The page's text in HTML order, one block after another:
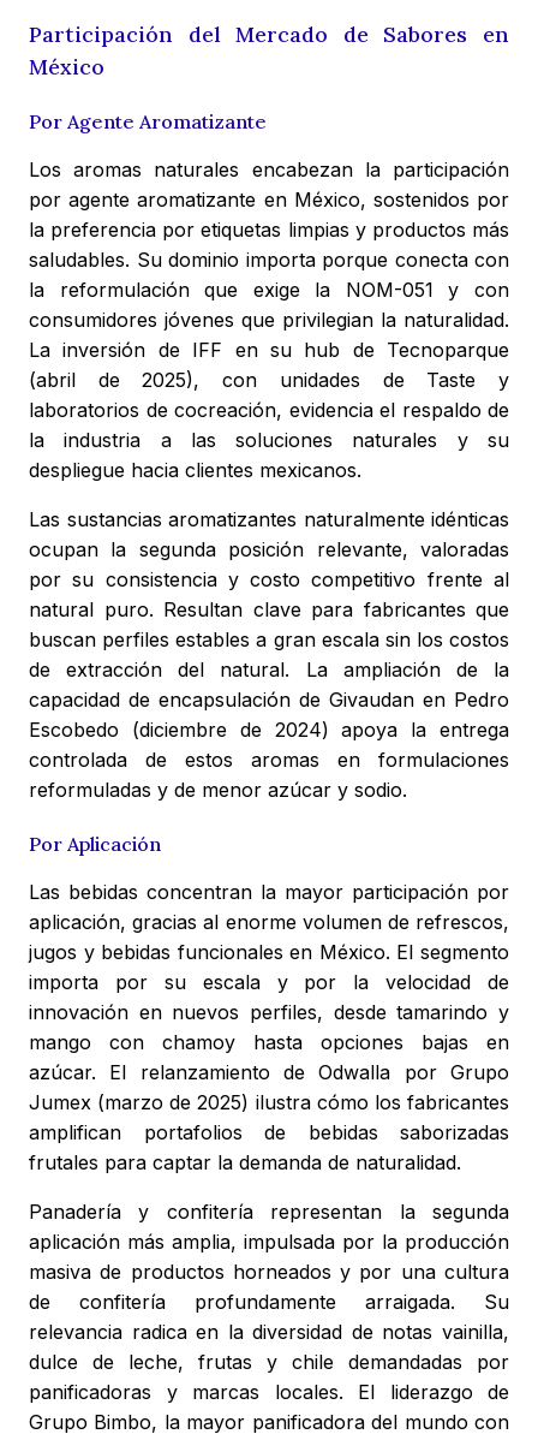
Participación del Mercado de Sabores en
México
Por Agente Aromatizante
Los aromas naturales encabezan la participación
por agente aromatizante en México, sostenidos por
la preferencia por etiquetas limpias y productos más
saludables. Su dominio importa porque conecta con
la reformulación que exige la NOM-051 y con
consumidores jóvenes que privilegian la naturalidad.
La inversión de IFF en su hub de Tecnoparque
(abril de 2025), con unidades de Taste y
laboratorios de cocreación, evidencia el respaldo de
la industria a las soluciones naturales y su
despliegue hacia clientes mexicanos.
Las sustancias aromatizantes naturalmente idénticas
ocupan la segunda posición relevante, valoradas
por su consistencia y costo competitivo frente al
natural puro. Resultan clave para fabricantes que
buscan perfiles estables a gran escala sin los costos
de extracción del natural. La ampliación de la
capacidad de encapsulación de Givaudan en Pedro
Escobedo (diciembre de 2024) apoya la entrega
controlada de estos aromas en formulaciones
reformuladas y de menor azúcar y sodio.
Por Aplicación
Las bebidas concentran la mayor participación por
aplicación, gracias al enorme volumen de refrescos,
jugos y bebidas funcionales en México. El segmento
importa por su escala y por la velocidad de
innovación en nuevos perfiles, desde tamarindo y
mango con chamoy hasta opciones bajas en
azúcar. El relanzamiento de Odwalla por Grupo
Jumex (marzo de 2025) ilustra cómo los fabricantes
amplifican portafolios de bebidas saborizadas
frutales para captar la demanda de naturalidad.
Panadería y confitería representan la segunda
aplicación más amplia, impulsada por la producción
masiva de productos horneados y por una cultura
de confitería profundamente arraigada. Su
relevancia radica en la diversidad de notas vainilla,
dulce de leche, frutas y chile demandadas por
panificadoras y marcas locales. El liderazgo de
Grupo Bimbo, la mayor panificadora del mundo con